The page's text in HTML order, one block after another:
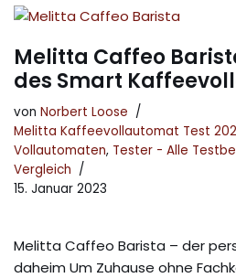
Melitta Caffeo
des Smart
von Norbert Loose
Melitta Kaffeevollautomat Test
Vollautomaten, Tester - Alle
Vergleich
15. Januar 2023
Melitta Caffeo Barista – der
daheim Um Zuhause ohne